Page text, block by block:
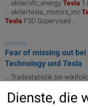
... aktie/sfc_energy Tesla
... aktie/tesla_motors_inc
Tesla FSD Supervised ...
01.12.2025
Fear of missing out
Technology und Tesla
... Tradestatistik bei
Dienste, die